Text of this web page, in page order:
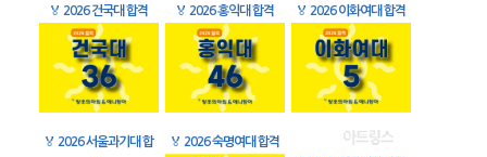
🏅 2026 건국대 합격 🏅 2026 홍익대 합격 🏅 2026 이화여대 합격
🏅 2026 서울과기대 합
🏅 2026 숙명여대 합격